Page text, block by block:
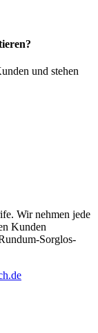
und stehen
Wir nehmen jede
Kunden
Sorglos-